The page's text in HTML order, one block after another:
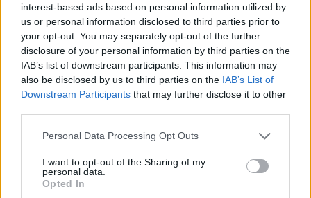
interest-based ads based on personal information utilized by
us or personal information disclosed to third parties prior to
your opt-out. You may separately opt-out of the further
disclosure of your personal information by third parties on the
IAB’s list of downstream participants. This information may
also be disclosed by us to third parties on the IAB’s List of
Downstream Participants that may further disclose it to other
Please note that this website/app uses one or more Google
not limited to your visit or usage behaviour. You may click to
grant or deny consent to Google and its third-party tags to
use your data for below specified purposes in below Google
Personal Data Processing Opt Outs
I want to opt-out of the Sharing of my
personal data.
Opted In
Oldal:1/ 2